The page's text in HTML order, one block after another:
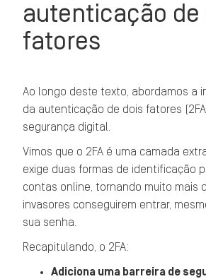
autenticação de
fatores
Ao longo deste texto, abordamos a
da autenticação de dois fatores
segurança digital.
Vimos que o 2FA é uma camada
exige duas formas de identificação
contas online, tornando muito mais
invasores conseguirem entrar,
sua senha.
Recapitulando, o 2FA:
Adiciona uma barreira de